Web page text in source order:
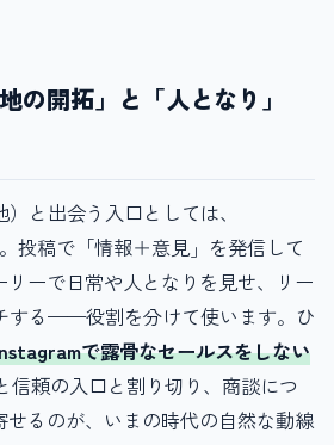
の開拓」と「人となり」
と出会う入口としては、
投稿で「情報＋意見」を発信して
リーで日常や人となりを見せ、リー
する——役割を分けて使います。ひ
で露骨なセールスをしない
信頼の入口と割り切り、商談につ
せるのが、いまの時代の自然な動線